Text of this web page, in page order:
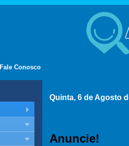
Fale Conosco
Quinta, 6 de Agosto
Anuncie!